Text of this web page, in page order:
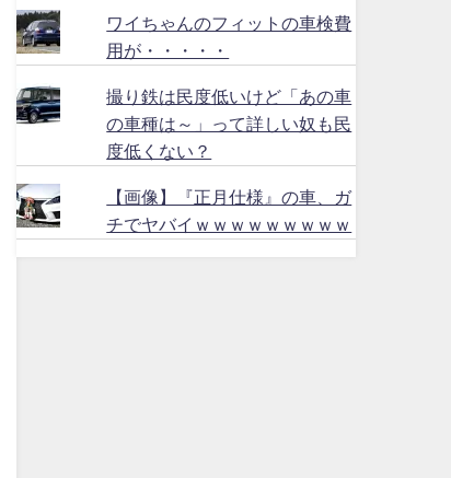
ワイちゃんのフィットの車検費
用が・・・・・
撮り鉄は民度低いけど「あの車
の車種は～」って詳しい奴も民
度低くない？
【画像】『正月仕様』の車、ガ
チでヤバイｗｗｗｗｗｗｗｗｗ